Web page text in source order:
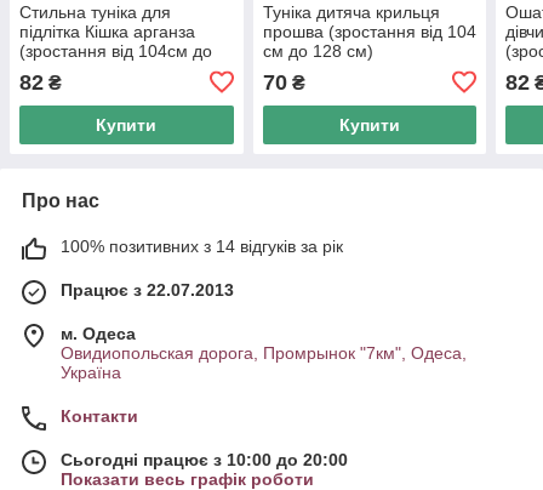
Стильна туніка для
підлітка Кішка арганза
(зростання від 104см до
82 ₴
Купити
Туніка дитяча крильця
прошва (зростання від 104
см до 128 см)
70₴
Купити
82
Про нас
100% позитивних з 14 відгуків за рік
Працює з 22.07.2013
м. Одеса
Овидиопольская дорога, Промрынок "7км", Одеса,
Україна
Контакти
Сьогодні працює з 10:00 до 20:00
Показати весь графік роботи